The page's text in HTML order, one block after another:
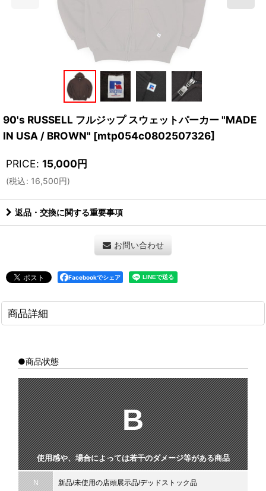
90's RUSSELL フルジップ スウェットパーカー "MADE
IN USA / BROWN" [mtp054c0802507326]
PRICE: 15,000円
(税込: 16,500円)
返品・交換に関する重要事項
お問い合わせ
Facebookでシェア
商品詳細
●商品状態
B
使用感や、場合によっては若干のダメージ等がある商品
N 新品/未使用の店頭展示品/デッドストック品